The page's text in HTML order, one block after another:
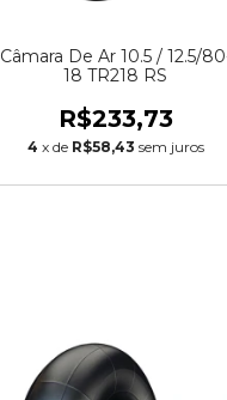
Câmara De Ar 10.5 / 12.5/
18 TR218 RS
R$233,73
4 x de R$58,43 sem juros